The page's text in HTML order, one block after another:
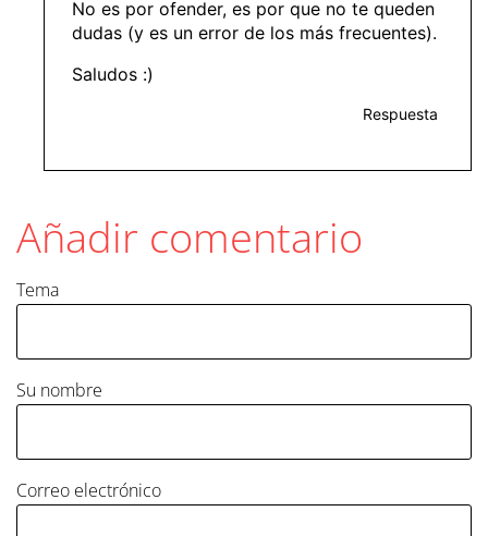
No es por ofender, es por que no te queden
dudas (y es un error de los más frecuentes).
Saludos :)
Respuesta
Añadir comentario
Tema
Su nombre
Correo electrónico